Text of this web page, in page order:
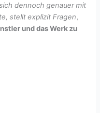
dennoch genauer mit
stellt explizit Fragen,
und das Werk zu